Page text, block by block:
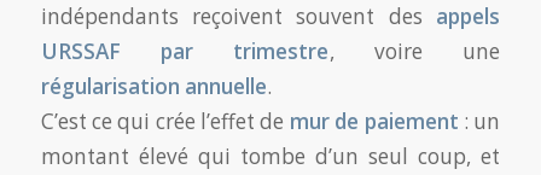
indépendants reçoivent souvent des appels
URSSAF par trimestre, voire une
régularisation annuelle.
C’est ce qui crée l’effet de mur de paiement : un
montant élevé qui tombe d’un seul coup, et